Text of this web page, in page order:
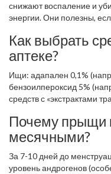
снижают воспаление и
энергии. Они полезны,
Но они не устраняют
поддерживающего ухода
Как выбрать
аптеке?
Ищи: адапален 0,1%
бензоилпероксид 5%
средств с «экстрактами
названиями - они часто
терапевтической дозе.
увлажнитель, а не
Почему прыщи
месячными?
За 7-10 дней до
уровень андрогенов